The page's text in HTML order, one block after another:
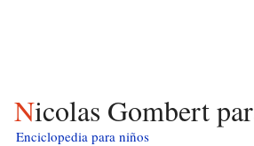
Nicolas Gombert
Enciclopedia para niños